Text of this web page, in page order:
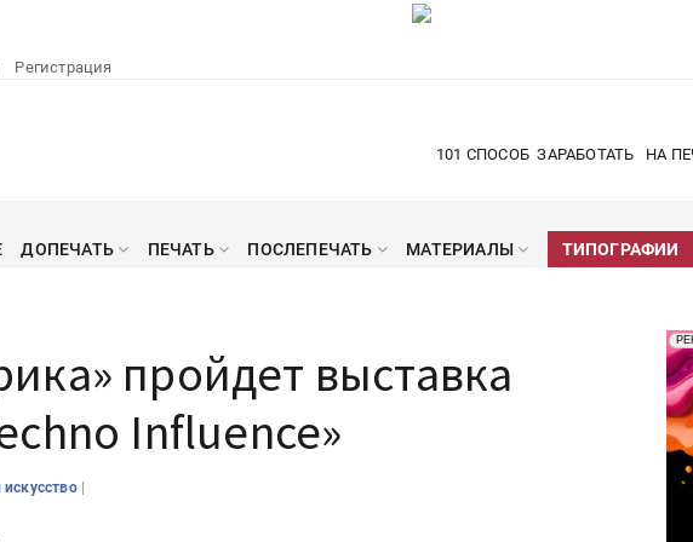
Регистрация
101 СПОСОБ ЗАРАБОТАТЬ НА
ДОПЕЧАТЬ ПЕЧАТЬ ПОСЛЕПЕЧАТЬ МАТЕРИАЛЫ ТИПОГРАФИИ
пройдет выставка
Influence»
искусство |